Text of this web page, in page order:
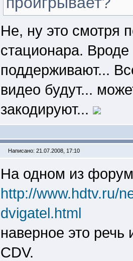
Не, ну это смотря
стационара.
поддерживают...
видео будут...
закодируют...
Написано: 21.07.2008, 17:10
На одном из
http://www.hdtv.ru/
dvigatel.html
наверное это речь
CDV.